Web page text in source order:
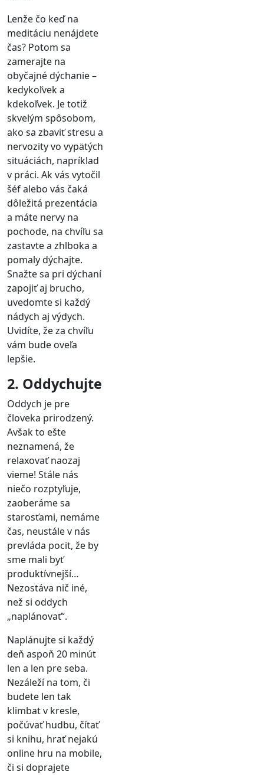
Lenže čo keď na
meditáciu nenájdete
čas? Potom sa
zamerajte na
obyčajné dýchanie –
kedykoľvek a
kdekoľvek. Je totiž
skvelým spôsobom,
ako sa zbaviť stresu a
nervozity vo vypätých
situáciách, napríklad
v práci. Ak vás vytočil
šéf alebo vás čaká
dôležitá prezentácia
a máte nervy na
pochode, na chvíľu sa
zastavte a zhlboka a
pomaly dýchajte.
Snažte sa pri dýchaní
zapojiť aj brucho,
uvedomte si každý
nádych aj výdych.
Uvidíte, že za chvíľu
vám bude oveľa
lepšie.
2. Oddychujte
Oddych je pre
človeka prirodzený.
Avšak to ešte
neznamená, že
relaxovať naozaj
vieme! Stále nás
niečo rozptyľuje,
zaoberáme sa
starosťami, nemáme
čas, neustále v nás
prevláda pocit, že by
sme mali byť
produktívnejší…
Nezostáva nič iné,
než si oddych
„naplánovať“.
Naplánujte si každý
deň aspoň 20 minút
len a len pre seba.
Nezáleží na tom, či
budete len tak
klimbat v kresle,
počúvať hudbu, čítať
si knihu, hrať nejakú
online hru na mobile,
či si doprajete